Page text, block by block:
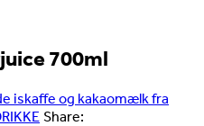
700ml
iskaffe og kakaomælk fra
Share: